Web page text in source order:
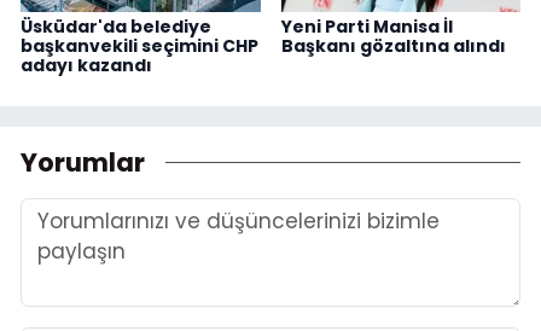
Üsküdar'da belediye
başkanvekili seçimini CHP
adayı kazandı
Yeni Parti Manisa İl
Başkanı gözaltına alındı
Yorumlar